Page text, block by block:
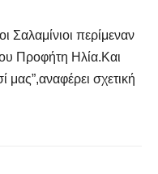
Σαλαμίνιοι περίμεναν
Προφήτη Ηλία.Και
μας”,αναφέρει σχετική